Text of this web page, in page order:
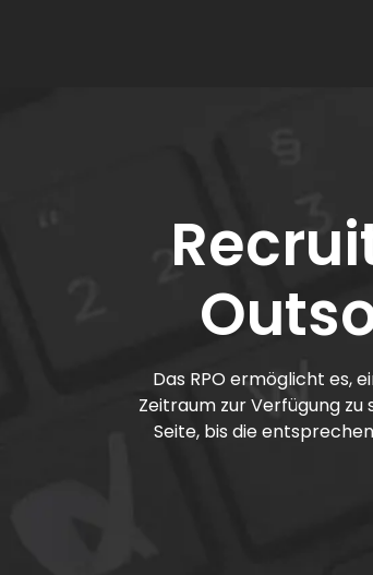
Das RPO ermöglicht es,
Zeitraum zur Verfügung zu
Seite, bis die